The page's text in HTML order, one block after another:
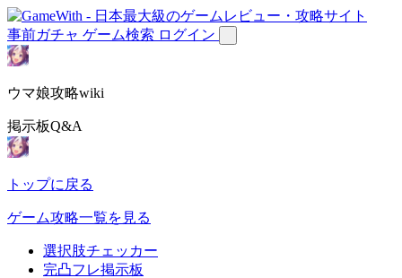
事前ガチャ ゲーム検索 ログイン
ウマ娘攻略wiki
掲示板Q&A
トップに戻る
ゲーム攻略一覧を見る
選択肢チェッカー
完凸フレ掲示板